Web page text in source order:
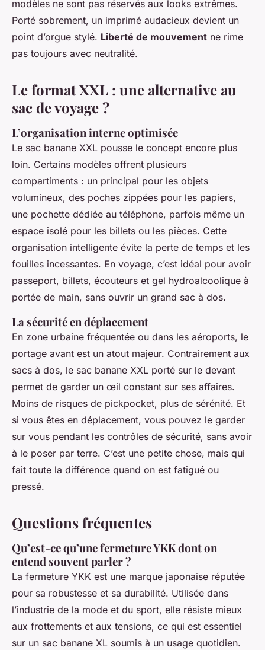
modèles ne sont pas réservés aux looks extrêmes.
Porté sobrement, un imprimé audacieux devient un
point d’orgue stylé. Liberté de mouvement ne rime
pas toujours avec neutralité.
Le format XXL : une alternative au
sac de voyage ?
L’organisation interne optimisée
Le sac banane XXL pousse le concept encore plus
loin. Certains modèles offrent plusieurs
compartiments : un principal pour les objets
volumineux, des poches zippées pour les papiers,
une pochette dédiée au téléphone, parfois même un
espace isolé pour les billets ou les pièces. Cette
organisation intelligente évite la perte de temps et les
fouilles incessantes. En voyage, c’est idéal pour avoir
passeport, billets, écouteurs et gel hydroalcoolique à
portée de main, sans ouvrir un grand sac à dos.
La sécurité en déplacement
En zone urbaine fréquentée ou dans les aéroports, le
portage avant est un atout majeur. Contrairement aux
sacs à dos, le sac banane XXL porté sur le devant
permet de garder un œil constant sur ses affaires.
Moins de risques de pickpocket, plus de sérénité. Et
si vous êtes en déplacement, vous pouvez le garder
sur vous pendant les contrôles de sécurité, sans avoir
à le poser par terre. C’est une petite chose, mais qui
fait toute la différence quand on est fatigué ou
pressé.
Questions fréquentes
Qu’est-ce qu’une fermeture YKK dont on
entend souvent parler ?
La fermeture YKK est une marque japonaise réputée
pour sa robustesse et sa durabilité. Utilisée dans
l’industrie de la mode et du sport, elle résiste mieux
aux frottements et aux tensions, ce qui est essentiel
sur un sac banane XL soumis à un usage quotidien.